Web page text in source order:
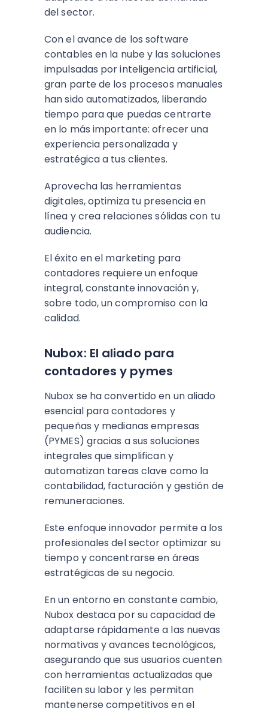
del sector.
Con el avance de los software
contables en la nube y las soluciones
impulsadas por inteligencia artificial,
gran parte de los procesos manuales
han sido automatizados, liberando
tiempo para que puedas centrarte
en lo más importante: ofrecer una
experiencia personalizada y
estratégica a tus clientes.
Aprovecha las herramientas
digitales, optimiza tu presencia en
línea y crea relaciones sólidas con tu
audiencia.
El éxito en el marketing para
contadores requiere un enfoque
integral, constante innovación y,
sobre todo, un compromiso con la
calidad.
Nubox: El aliado para
contadores y pymes
Nubox se ha convertido en un aliado
esencial para contadores y
pequeñas y medianas empresas
(PYMES) gracias a sus soluciones
integrales que simplifican y
automatizan tareas clave como la
contabilidad, facturación y gestión de
remuneraciones.
Este enfoque innovador permite a los
profesionales del sector optimizar su
tiempo y concentrarse en áreas
estratégicas de su negocio.
En un entorno en constante cambio,
Nubox destaca por su capacidad de
adaptarse rápidamente a las nuevas
normativas y avances tecnológicos,
asegurando que sus usuarios cuenten
con herramientas actualizadas que
faciliten su labor y les permitan
mantenerse competitivos en el